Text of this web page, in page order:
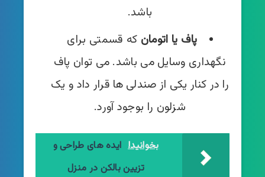
باشد.
پاف یا اتومان که قسمتی برای
نگهداری وسایل می باشد. می توان پاف
را در کنار یکی از صندلی ها قرار داد و یک
شزلون را بوجود آورد.
بخوانید! ایده های طراحی و
تزیین بالکن در منزل